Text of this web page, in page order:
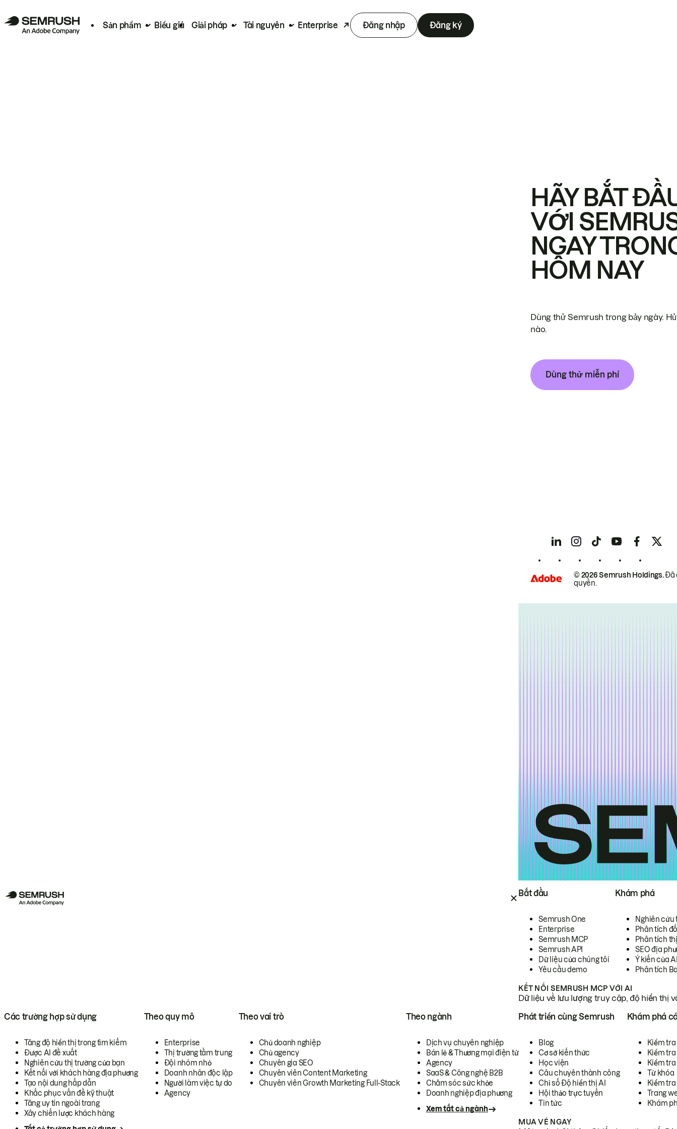
Sản phẩm Biểu giá Giải pháp Tài nguyên Enterprise Đăng nhập Đăng ký
Bắt đầu
Semrush One
Enterprise
Semrush MCP
Semrush API
Dữ liệu của chúng tôi
Yêu cầu demo
Khám phá
Nghiên cứu
Phân tích
Phân tích
SEO địa
Ý kiến của
Phân tích
KẾT NỐI SEMRUSH MCP VỚI AI
Dữ liệu về lưu lượng truy cập, độ hiển thị
Các trường hợp sử dụng
Tăng độ hiển thị trong tìm kiếm
Được AI đề xuất
Nghiên cứu thị trường của bạn
Kết nối với khách hàng địa phương
Tạo nội dung hấp dẫn
Khắc phục vấn đề kỹ thuật
Tăng uy tín ngoài trang
Xây chiến lược khách hàng
Theo quy mô
Enterprise
Thị trường tầm trung
Đội nhóm nhỏ
Doanh nhân độc lập
Người làm việc tự do
Agency
Theo vai trò
Chủ doanh nghiệp
Chủ agency
Chuyên gia SEO
Chuyên viên Content Marketing
Chuyên viên Growth Marketing Full-Stack
Theo ngành
Dịch vụ chuyên nghiệp
Bán lẻ & Thương mại điện tử
Agency
SaaS & Công nghệ B2B
Chăm sóc sức khỏe
Doanh nghiệp địa phương
Xem tất cả ngành
Phát triển cùng Semrush
Blog
Cơ sở kiến thức
Học viện
Câu chuyên thành công
Chỉ số Độ hiển thị AI
Hội thảo trực tuyến
Tin tức
Khám phá
Kiểm
Kiểm tra
Kiểm
Từ khóa
Kiểm
Trang
Khám
MUA VÉ NGAY
HÃY BẮT
VỚI
NGAY
HÔM NAY
Dùng thử Semrush trong bảy ngày.
nào.
Dùng thử miễn phí
© 2026 Semrush Holdings.Đã
quyền.